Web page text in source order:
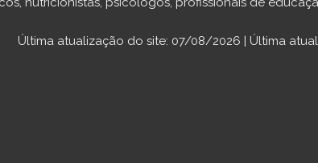
Última atualização do site: 07/08/2026 | Última